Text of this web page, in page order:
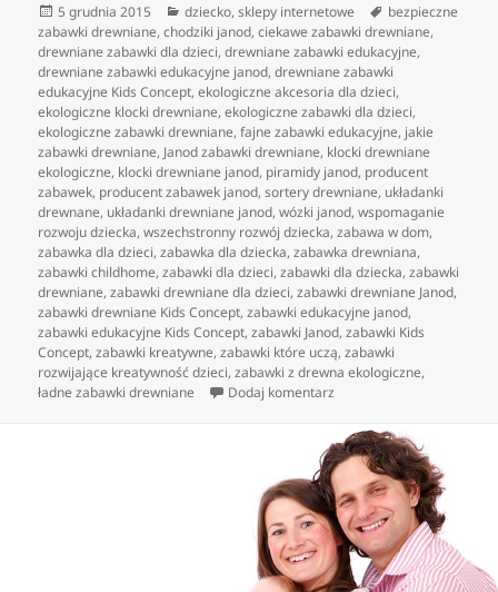
Data
publikacji
5 grudnia 2015 Kategorie
dziecko,sklepy internetowe Tagi
bezpieczne
zabawki drewniane,chodziki janod,ciekawe zabawki drewniane,
drewniane zabawki dla dzieci,drewniane zabawki edukacyjne,
drewniane zabawki edukacyjne janod,drewniane zabawki
edukacyjne Kids Concept,ekologiczne akcesoria dla dzieci,
ekologiczne klocki drewniane,ekologiczne zabawki dla dzieci,
ekologiczne zabawki drewniane,fajne zabawki edukacyjne, jakie
zabawki drewniane, Janod zabawki drewniane, klocki drewniane
ekologiczne, klocki drewniane janod, piramidy janod, producent
zabawek, producent zabawek janod,sortery drewniane, układanki
drewnane, układanki drewniane janod,wózki janod,wspomaganie
rozwoju dziecka,wszechstronny rozwój dziecka,zabawa w dom,
zabawka dla dzieci,zabawka dla dziecka,zabawka drewniana,
zabawki childhome,zabawki dla dzieci,zabawki dla dziecka,zabawki
drewniane,zabawki drewniane dla dzieci,zabawki drewniane Janod,
zabawki drewniane Kids Concept,zabawki edukacyjne janod,
zabawki edukacyjne Kids Concept,zabawki Janod,zabawki Kids
Concept,zabawki kreatywne,zabawki które uczą,zabawki
rozwijające kreatywność dzieci,zabawki z drewna ekologiczne,
ładne zabawki drewniane
Dodaj komentarz